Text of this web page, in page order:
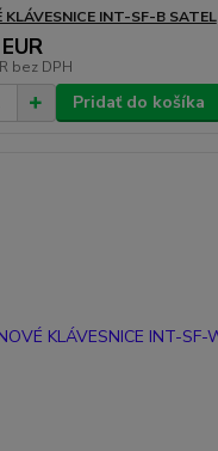
KLÁVESNICE INT-SF-B SATEL
bez DPH
Pridať do košíka